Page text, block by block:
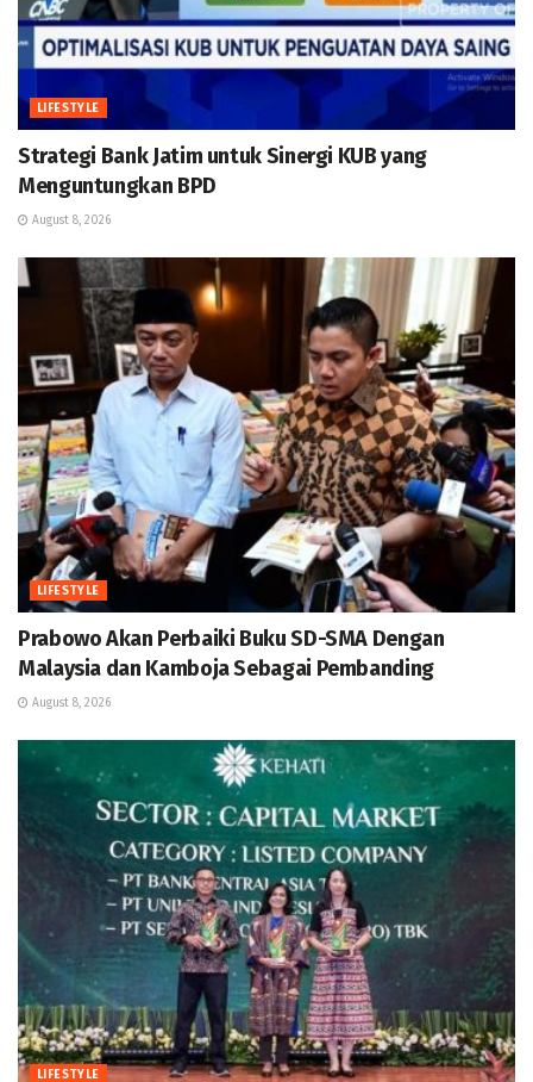
LIFESTYLE
Strategi Bank Jatim untuk Sinergi KUB yang
Menguntungkan BPD
August 8, 2026
LIFESTYLE
Prabowo Akan Perbaiki Buku SD-SMA Dengan
Malaysia dan Kamboja Sebagai Pembanding
August 8, 2026
LIFESTYLE